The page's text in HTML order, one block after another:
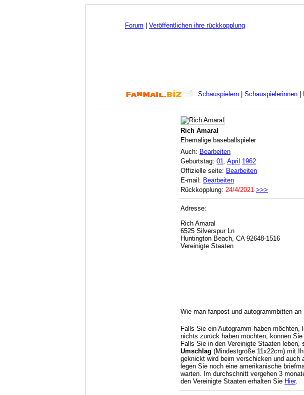
Forum Veröffentlichen ihre rückkopplung
Schauspielern Schauspielerinnen
Rich Amaral
Ehemalige baseballspieler
Auch: Bearbeiten
Geburtstag: 01. April 1962
Offizielle seite: Bearbeiten
E-mail: Bearbeiten
Rückkopplung: 24/4/2021 >>>
Adresse:
Rich Amaral
6525 Silverspur Ln
Huntington Beach, CA 92648-1516
Vereinigte Staaten
Wie man fanpost und autogrammbitten
Falls Sie ein Autogramm haben
nichts zurück haben möchten, können
Falls Sie in den Vereinigte Staaten leben,
Umschlag (Mindestgröße 11x22cm) mit
geknickt wird beim verschicken und auch
legen Sie noch eine amerikanische
warten. Im durchschnitt vergehen 3
den Vereinigte Staaten erhalten Sie Hier.